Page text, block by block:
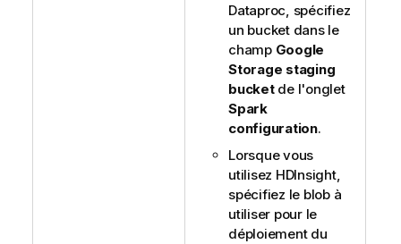
Dataproc, spécifiez
un bucket dans le
champ Google
Storage staging
bucketde l'onglet
Spark
configuration.
Lorsque vous
utilisez HDInsight,
spécifiez le blob à
utiliser pour le
déploiement du